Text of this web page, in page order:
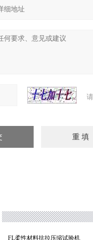
FL柔性材料抗拉压缩试验机